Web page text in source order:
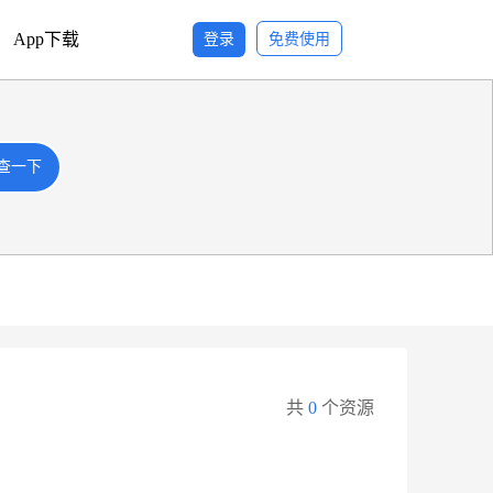
App下载 登录 免费使用
一下
共 0 个资源